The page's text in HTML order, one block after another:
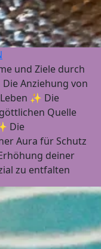
und Ziele durch
Anziehung von
✨ Die
Quelle
Die
Aura für Schutz
deiner
zu entfalten